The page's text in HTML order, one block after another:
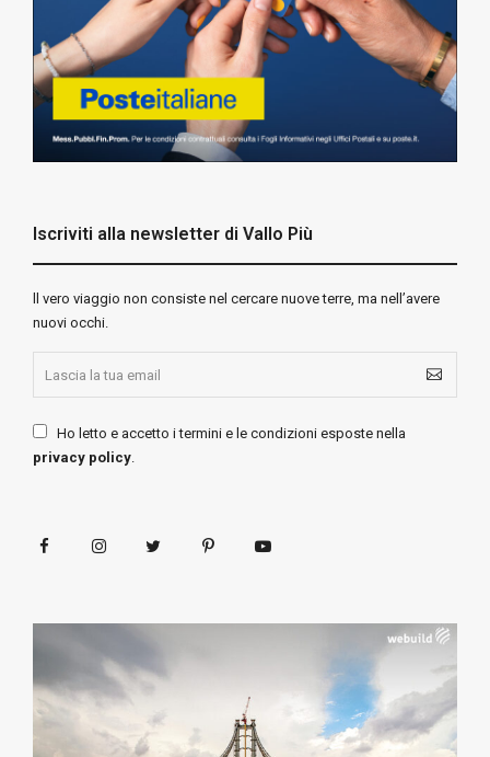
Iscriviti alla newsletter di Vallo Più
ll vero viaggio non consiste nel cercare nuove terre, ma nell’avere
nuovi occhi.
Ho letto e accetto i termini e le condizioni esposte nella
privacy policy.